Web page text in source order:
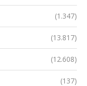
(1.347)
(13.817)
(12.608)
(137)